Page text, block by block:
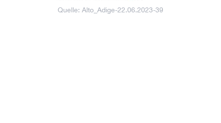
Quelle: Alto_Adige-22.06.2023-39